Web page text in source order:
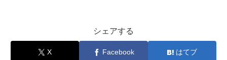
シェアする
X Facebook はてブ